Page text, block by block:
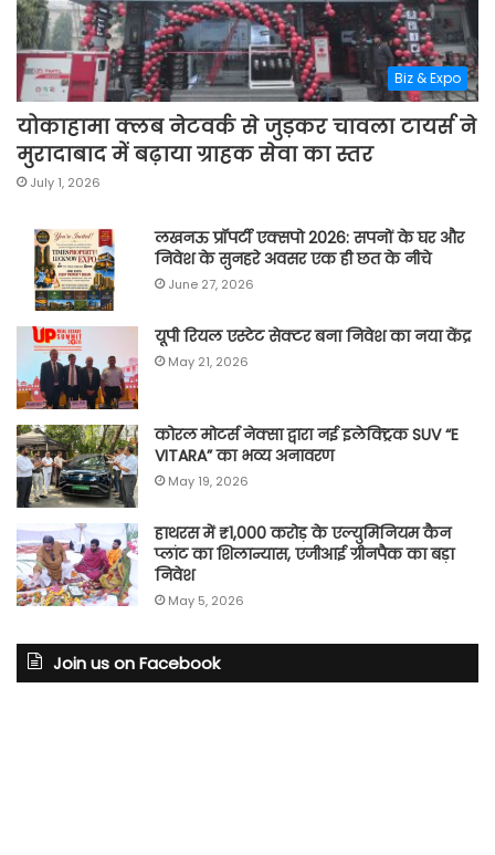
Biz & Expo
योकाहामा क्लब नेटवर्क से जुड़कर चावला टायर्स ने
मुरादाबाद में बढ़ाया ग्राहक सेवा का स्तर
July 1, 2026
लखनऊ प्रॉपर्टी एक्सपो 2026: सपनों के घर और
निवेश के सुनहरे अवसर एक ही छत के नीचे
June 27, 2026
यूपी रियल एस्टेट सेक्टर बना निवेश का नया केंद्र
May 21, 2026
कोरल मोटर्स नेक्सा द्वारा नई इलेक्ट्रिक SUV “E
VITARA” का भव्य अनावरण
May 19, 2026
हाथरस में ₹1,000 करोड़ के एल्युमिनियम कैन
प्लांट का शिलान्यास, एजीआई ग्रीनपैक का बड़ा
निवेश
May 5, 2026
Join us on Facebook